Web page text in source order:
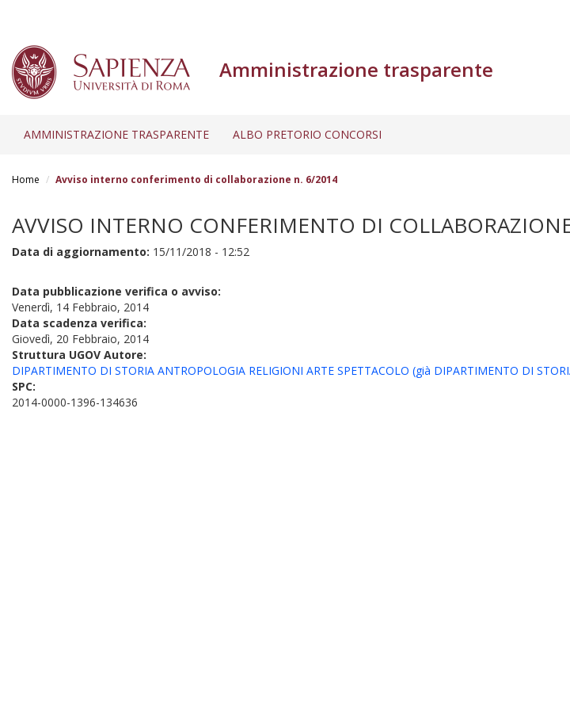
Amministrazione trasparente
AMMINISTRAZIONE TRASPARENTE ALBO PRETORIO CONCORSI
Home Avviso interno conferimento di collaborazione n. 6/2014
AVVISO INTERNO CONFERIMENTO DI
Data di aggiornamento: 15/11/2018 - 12:52
Data pubblicazione verifica o avviso:
Venerdì, 14 Febbraio, 2014
Data scadenza verifica:
Giovedì, 20 Febbraio, 2014
Struttura UGOV Autore:
DIPARTIMENTO DI STORIA ANTROPOLOGIA RELIGIONI ARTE SPETTACOLO (già DIPARTIMENTO DI
SPC:
2014-0000-1396-134636